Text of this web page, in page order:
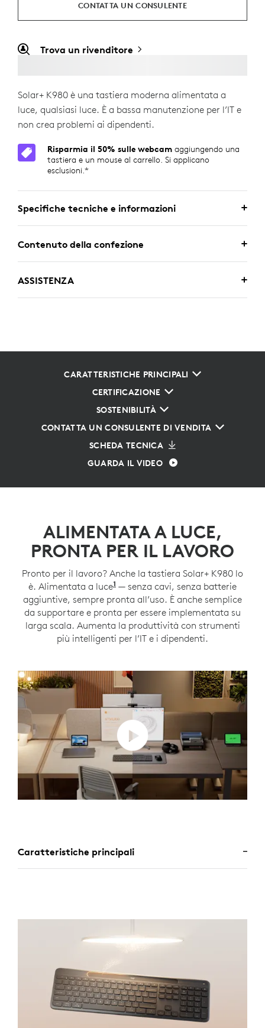
CONTATTA UN CONSULENTE
Trova un rivenditore
Solar+ K980 è una tastiera moderna alimentata a
luce, qualsiasi luce. È a bassa manutenzione per l’IT e
non crea problemi ai dipendenti.
Risparmia il 50% sulle webcam aggiungendo una
tastiera e un mouse al carrello. Si applicano
esclusioni.*
Specifiche tecniche e informazioni
Contenuto della confezione
ASSISTENZA
CARATTERISTICHE PRINCIPALI
CERTIFICAZIONE
SOSTENIBILITÀ
CONTATTA UN CONSULENTE DI VENDITA
SCHEDA TECNICA
GUARDA IL VIDEO
ALIMENTATA A LUCE,
PRONTA PER IL LAVORO
Pronto per il lavoro? Anche la tastiera Solar+ K980 lo
è. Alimentata a luce1 Richiede un’illuminazione di
— senza cavi, senza batterie
aggiuntive, sempre pronta all’uso. È anche semplice
da supportare e pronta per essere implementata su
larga scala. Aumenta la produttività con strumenti
più intelligenti per l’IT e i dipendenti.
Caratteristiche principali